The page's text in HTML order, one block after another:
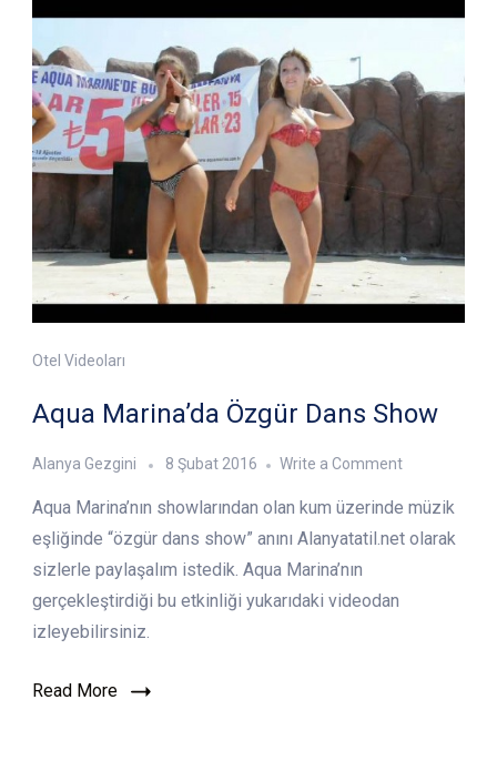
Otel Videoları
Aqua Marina’da Özgür Dans Show
Alanya Gezgini 8 Şubat 2016 Write a Commenton
Marina’da
Özgür
Aqua Marina’nın showlarından olan kum üzerinde müzik
eşliğinde “özgür dans show” anını Alanyatatil.net olarak
sizlerle paylaşalım istedik. Aqua Marina’nın
gerçekleştirdiği bu etkinliği yukarıdaki videodan
izleyebilirsiniz.
Read More